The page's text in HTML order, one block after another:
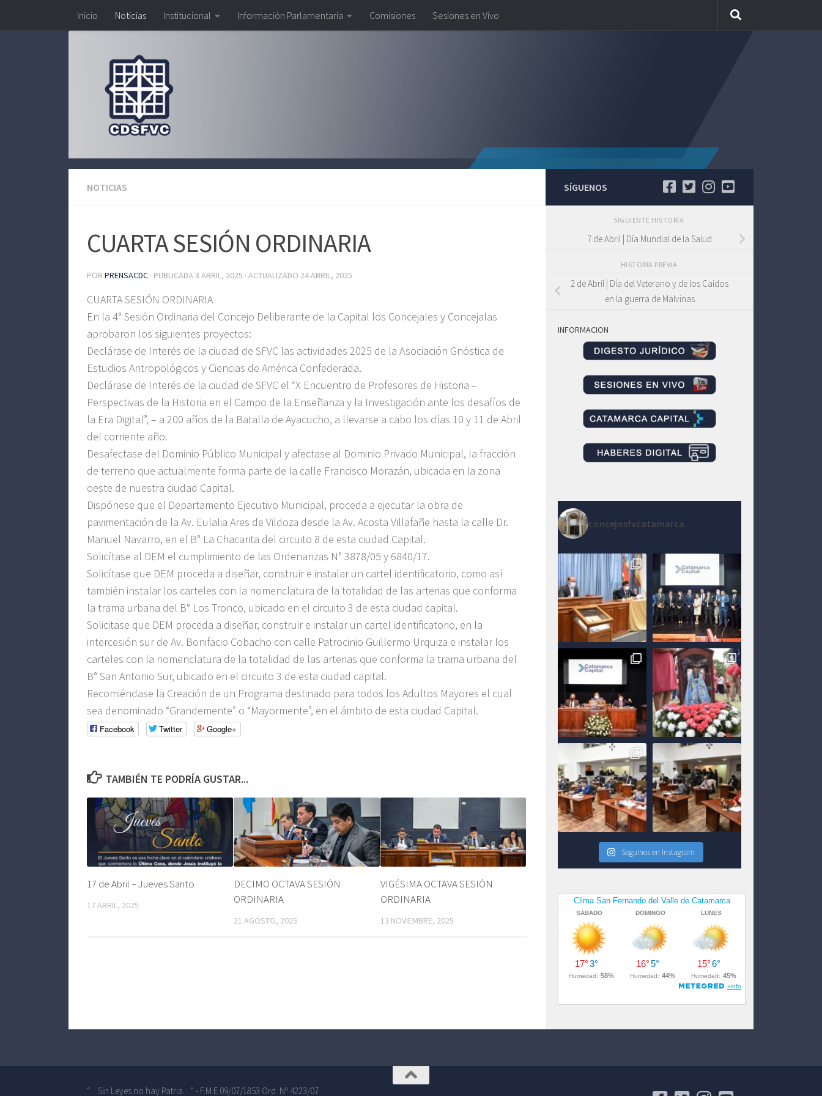
Saltar al contenido
Inicio Noticias Institucional Información Parlamentaria Comisiones Sesiones en Vivo
NOTICIAS
CUARTA SESIÓN ORDINARIA
POR PRENSACDC · PUBLICADA3 ABRIL, 2025 · ACTUALIZADO 24 ABRIL, 2025
CUARTA SESIÓN ORDINARIA
En la 4° Sesión Ordinaria del Concejo Deliberante de la Capital los Concejales y Concejalas
aprobaron los siguientes proyectos:
Declárase de Interés de la ciudad de SFVC las actividades 2025 de la Asociación Gnóstica de
Estudios Antropológicos y Ciencias de América Confederada.
Declárase de Interés de la ciudad de SFVC el “X Encuentro de Profesores de Historia –
Perspectivas de la Historia en el Campo de la Enseñanza y la Investigación ante los desafíos de
la Era Digital”, – a 200 años de la Batalla de Ayacucho, a llevarse a cabo los días 10 y 11 de Abril
del corriente año.
Desafectase del Dominio Público Municipal y afectase al Dominio Privado Municipal, la fracción
de terreno que actualmente forma parte de la calle Francisco Morazán, ubicada en la zona
oeste de nuestra ciudad Capital.
Dispónese que el Departamento Ejecutivo Municipal, proceda a ejecutar la obra de
pavimentación de la Av. Eulalia Ares de Vildoza desde la Av. Acosta Villafañe hasta la calle Dr.
Manuel Navarro, en el B° La Chacarita del circuito 8 de esta ciudad Capital.
Solicítase al DEM el cumplimiento de las Ordenanzas N° 3878/05 y 6840/17.
Solicítase que DEM proceda a diseñar, construir e instalar un cartel identificatorio, como así
también instalar los carteles con la nomenclatura de la totalidad de las arterias que conforma
la trama urbana del B° Los Tronco, ubicado en el circuito 3 de esta ciudad capital.
Solicitase que DEM proceda a diseñar, construir e instalar un cartel identificatorio, en la
intercesión sur de Av. Bonifacio Cobacho con calle Patrocinio Guillermo Urquiza e instalar los
carteles con la nomenclatura de la totalidad de las arterias que conforma la trama urbana del
B° San Antonio Sur, ubicado en el circuito 3 de esta ciudad capital.
Recomiéndase la Creación de un Programa destinado para todos los Adultos Mayores el cual
sea denominado “Grandemente” o “Mayormente”, en el ámbito de esta ciudad Capital.
Facebook Twitter Google+
TAMBIÉN TE PODRÍA GUSTAR...
17 de Abril – Jueves Santo
17 ABRIL, 2025
DECIMO OCTAVA SESIÓN
ORDINARIA
21 AGOSTO, 2025
VIGÉSIMA OCTAVA SESIÓN
ORDINARIA
13 NOVIEMBRE, 2025
SÍGUENOS
SIGUIENTE HISTORIA
7 de Abril | Día Mundial de la Salud
HISTORIA PREVIA
2 de Abril | Día del Veterano y de los Caidos
en la guerra de Malvinas
INFORMACION
concejosfvcatamarca
Seguinos en Instagram
“…Sin Leyes no hay Patria…” - F.M.E 09/07/1853 Ord. Nº 4223/07